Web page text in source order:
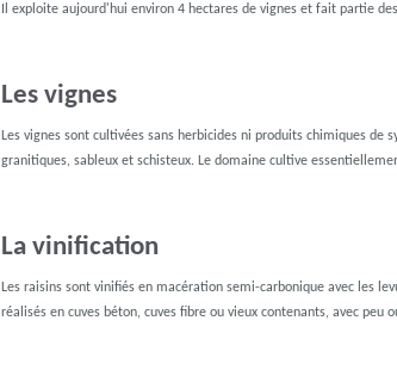
Il exploite aujourd'hui environ 4 hectares de vignes et fait partie
Les vignes
Les vignes sont cultivées sans herbicides ni produits chimiques
granitiques, sableux et schisteux. Le domaine cultive
La vinification
Les raisins sont vinifiés en macération semi-carbonique avec les
réalisés en cuves béton, cuves fibre ou vieux contenants, avec